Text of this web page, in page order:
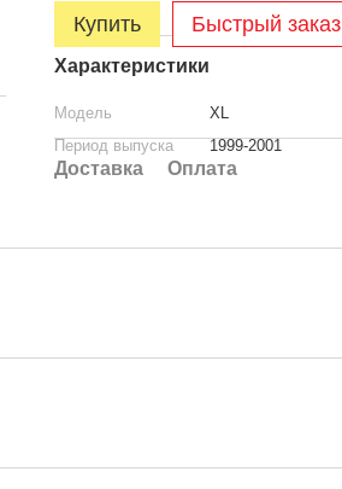
Купить Быстрый заказ
Характеристики
Модель
XL
Период выпуска
1999-2001
Доставка Оплата